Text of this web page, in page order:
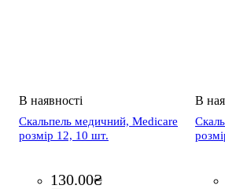
Скальпель медичний, Medicare
розмір 12, 10 шт.
130.00₴